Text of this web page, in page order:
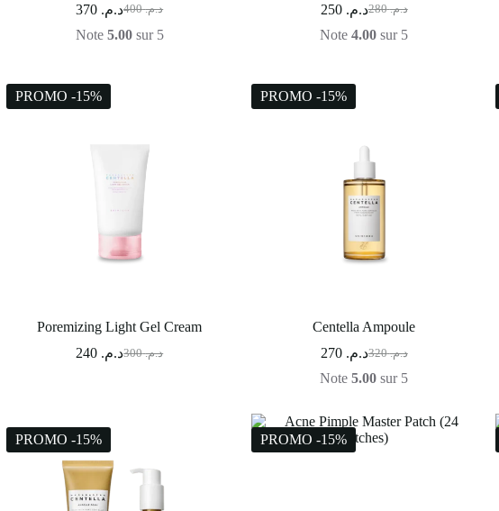
د.م.400 د.م.
Note 5.00sur 5
د.م.280 د.م. 250
Note4.00 sur 5
PROMO -15%
Poremizing Light Gel Cream
د.م.300 د.م.
PROMO -15%
Centella Ampoule
د.م.320 د.م. 270
Note5.00 sur 5
PROMO -15% PROMO -15%